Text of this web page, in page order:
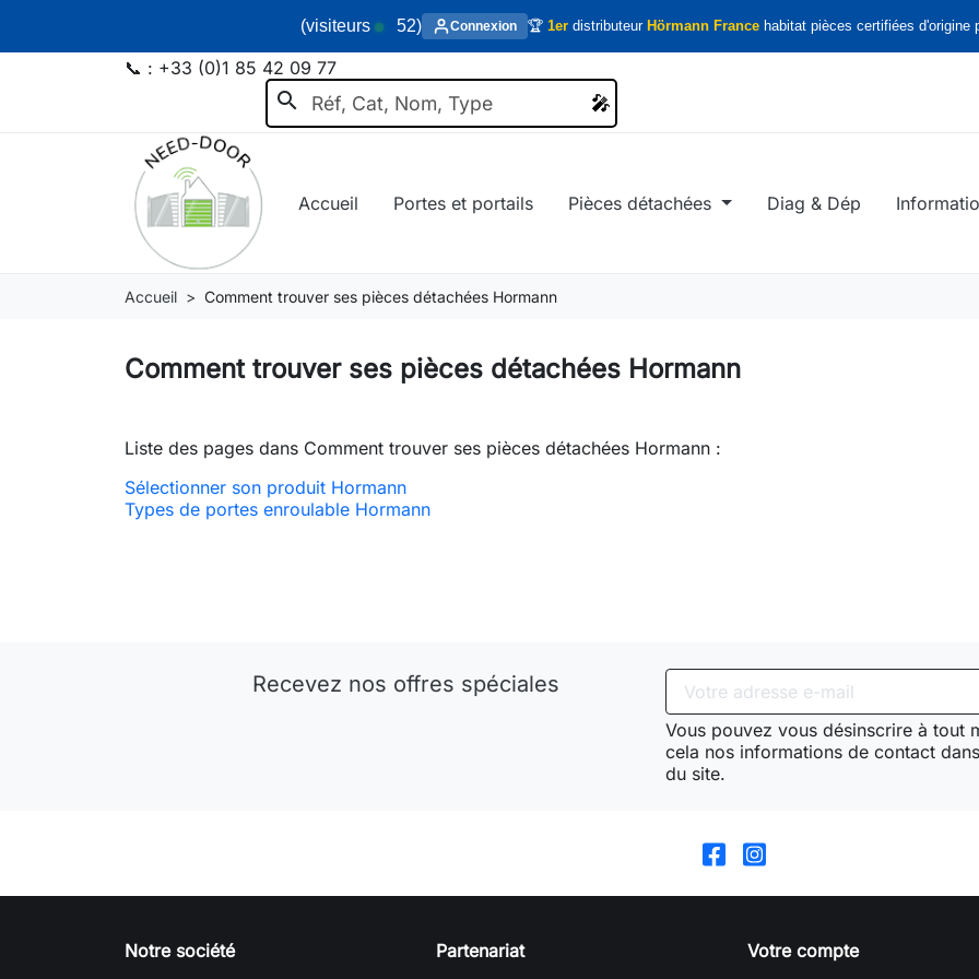
(visiteurs 52) Connexion 🏆 1er distributeur Hörmann France habitat pièces certifiées d'origine
search 🎤
🎤
📞 : +33 (0)1 85 42 09 77
Accueil Portes et portails Pièces détachées Diag & Dép
Accueil Comment trouver ses pièces détachées Hormann
Comment trouver ses pièces détachées Hormann
Liste des pages dans Comment trouver ses pièces détachées Hormann :
Sélectionner son produit Hormann
Types de portes enroulable Hormann
Recevez nos offres spéciales
Vous pouvez vous désinscrire à tout
cela nos informations de contact
du site.
Notre société Partenariat Votre compte